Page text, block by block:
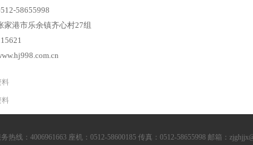
58655998
家港市乐余镇齐心村27组
料
料
热线：4006961663 座机：0512-58600185 传真：0512-58655998 邮箱：